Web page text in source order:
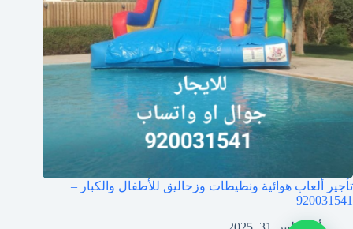
تأجير ألعاب هوائية ونطيطات وزحاليق للأطفال والكبار –
920031541